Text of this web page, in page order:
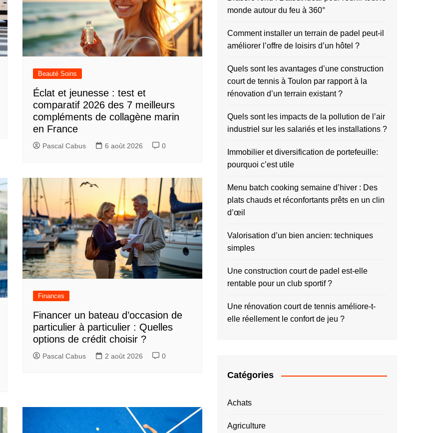
Beauté Soins
Éclat et jeunesse : test et
comparatif 2026 des 7 meilleurs
compléments de collagène marin
en France
Pascal Cabus 6 août 2026 0
Finances
Financer un bateau d’occasion de
particulier à particulier : Quelles
options de crédit choisir ?
Pascal Cabus 2 août 2026 0
monde autour du feu à 360°
Comment installer un terrain de padel peut-il
améliorer l’offre de loisirs d’un hôtel ?
Quels sont les avantages d’une construction
court de tennis à Toulon par rapport à la
rénovation d’un terrain existant ?
Quels sont les impacts de la pollution de l’air
industriel sur les salariés et les installations ?
Immobilier et diversification de portefeuille:
pourquoi c’est utile
Menu batch cooking semaine d’hiver : Des
plats chauds et réconfortants prêts en un clin
d’œil
Valorisation d’un bien ancien: techniques
simples
Une construction court de padel est-elle
rentable pour un club sportif ?
Une rénovation court de tennis améliore-t-
elle réellement le confort de jeu ?
Catégories
Achats
Agriculture